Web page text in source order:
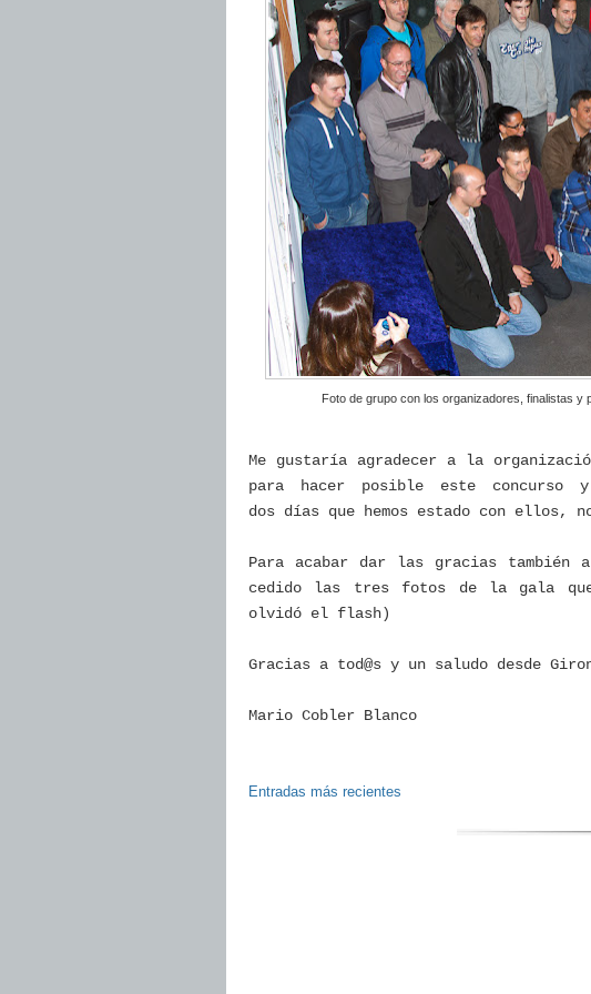
Foto de grupo con los organizadores, finalistas
Me gustaría agradecer a la
para hacer posible este
dos días que hemos estado con ellos,
Para acabar dar las gracias también
cedido las tres fotos de la gala
olvidó el flash)
Gracias a tod@s y un saludo desde
Mario Cobler Blanco
Entradas más recientes